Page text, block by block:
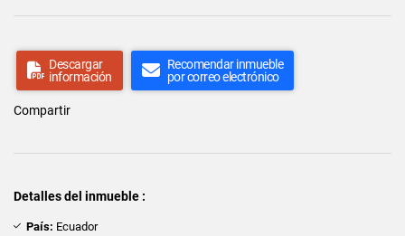
Descargar
información
Recomendar inmueble
por correo electrónico
Compartir
Detalles del inmueble :
País: Ecuador